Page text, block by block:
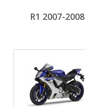
R1 2007-2008